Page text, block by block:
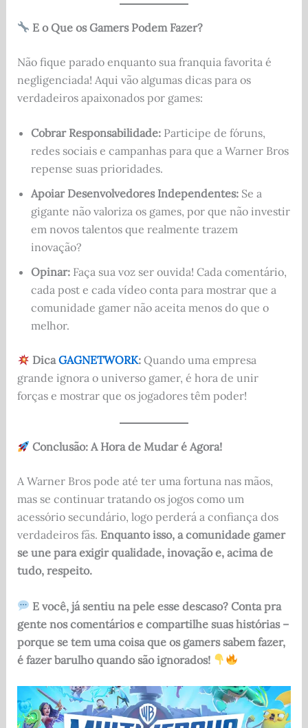
E o Que os Gamers Podem Fazer?
Não fique parado enquanto sua franquia favorita é
negligenciada! Aqui vão algumas dicas para os
verdadeiros apaixonados por games:
Cobrar Responsabilidade:Participe de fóruns,
redes sociais e campanhas para que a Warner Bros
repense suas prioridades.
Apoiar Desenvolvedores Independentes:Se a
gigante não valoriza os games, por que não investir
em novos talentos que realmente trazem
inovação?
Opinar:Faça sua voz ser ouvida! Cada comentário,
cada post e cada vídeo conta para mostrar que a
comunidade gamer não aceita menos do que o
melhor.
DicaGAGNETWORK:Quando uma empresa
grande ignora o universo gamer, é hora de unir
forças e mostrar que os jogadores têm poder!
Conclusão: A Hora de Mudar é Agora!
A Warner Bros pode até ter uma fortuna nas mãos,
mas se continuar tratando os jogos como um
acessório secundário, logo perderá a confiança dos
verdadeiros fãs. Enquanto isso, a comunidade gamer
se une para exigir qualidade, inovação e, acima de
tudo, respeito.
E você, já sentiu na pele esse descaso? Conta pra
gente nos comentários e compartilhe suas histórias –
porque se tem uma coisa que os gamers sabem fazer,
é fazer barulho quando são ignorados!